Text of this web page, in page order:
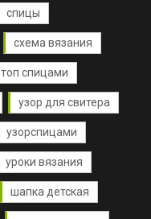
спицы
схема вязания
топ спицами
узор для свитера
узорспицами
уроки вязания
шапка детская